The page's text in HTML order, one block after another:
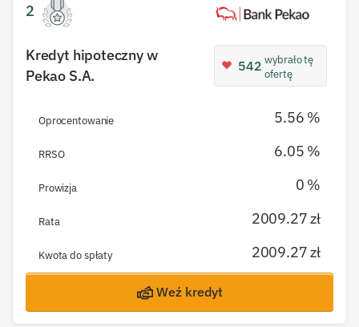
2
Kredyt hipoteczny w
Pekao S.A.
542 wybrało tę
ofertę
Oprocentowanie 5.56 %
RRSO 6.05 %
Prowizja 0 %
Rata 2009.27 zł
Kwota do spłaty 2009.27 zł
Weź kredyt